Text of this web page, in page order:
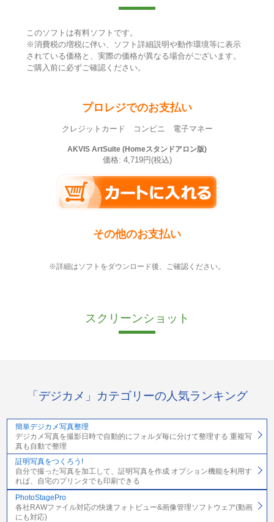
このソフトは有料ソフトです。
※消費税の増税に伴い、ソフト詳細説明や動作環境等に表示
されている価格と、実際の価格が異なる場合がございます。
ご購入前に必ずご確認ください。
プロレジでのお支払い
クレジットカード コンビニ 電子マネー
AKVIS ArtSuite (Homeスタンドアロン版)
価格: 4,719円(税込)
その他のお支払い
※詳細はソフトをダウンロード後、ご確認ください。
スクリーンショット
「デジカメ」カテゴリーの人気ランキング
簡単デジカメ写真整理
デジカメ写真を撮影日時で自動的にフォルダ毎に分けて整理する 重複写
真も自動で整理
証明写真をつくろう!
自分で撮った写真を加工して、証明写真を作成 オプション機能を利用す
れば、自宅のプリンタでも印刷できる
PhotoStagePro
各社RAWファイル対応の快速フォトビュー&画像管理ソフトウェア(動画
にも対応)